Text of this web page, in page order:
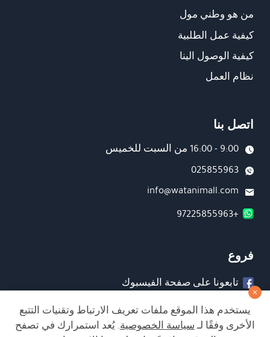
من هو وطني مول
كيفية عمل الطلبية
كيفية الوصول الينا
نظام العمل
اتصل بنا
9:00 - 16:00 من السبت للخميس
025855963
info@watanimall.com
+97225855963
فروع
تابعونا على صفحة الفيسبوك
يستخدم هذا الموقع ملفات تعريف الارتباط وتقنيات التتبع
الأخرى وفقًا لـسياسة الخصوصية. يُعد استمرارك في تصفح